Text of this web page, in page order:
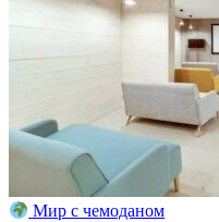
Мир с чемоданом